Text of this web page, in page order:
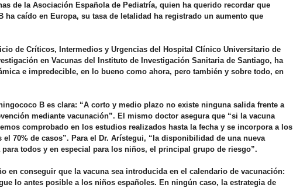
de la Asociación Española de Pediatría, quien ha querido recordar que
caído en Europa, su tasa de letalidad ha registrado un aumento que
de Críticos, Intermedios y Urgencias del Hospital Clínico Universitario de
en Vacunas del Instituto de Investigación Sanitaria de Santiago, ha
e impredecible, en lo bueno como ahora, pero también y sobre todo, en
B es clara: “A corto y medio plazo no existe ninguna salida frente a
mediante vacunación”. El mismo doctor asegura que “si la vacuna
comprobado en los estudios realizados hasta la fecha y se incorpora a los
70% de casos”. Para el Dr. Arístegui, “la disponibilidad de una nueva
todos y en especial para los niños, el principal grupo de riesgo”.
en conseguir que la vacuna sea introducida en el calendario de vacunación:
lo antes posible a los niños españoles. En ningún caso, la estrategia de